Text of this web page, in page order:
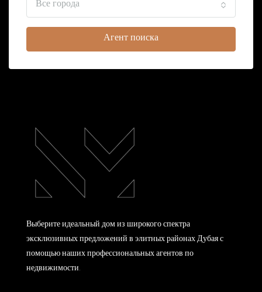
Все города
Агент поиска
Выберите идеальный дом из широкого спектра
эксклюзивных предложений в элитных районах Дубая с
помощью наших профессиональных агентов по
недвижимости.